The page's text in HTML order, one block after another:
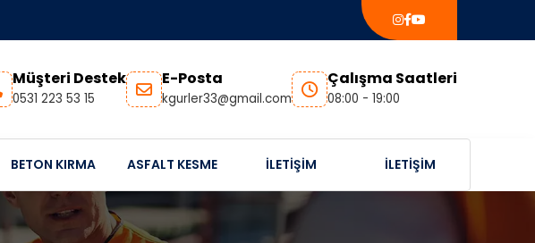
Müşteri Destek
0531 223 53 15
E-Posta
kgurler33@gmail.com
Çalışma Saatleri
08:00 - 19:00
BETON KIRMA ASFALT KESME İLETIŞIM İLETIŞIM